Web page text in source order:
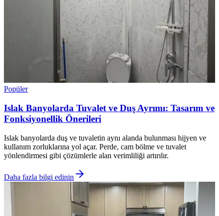
Popüler
Islak Banyolarda Tuvalet ve Duş Ayrımı: Tasarım ve
Fonksiyonellik Önerileri
Islak banyolarda duş ve tuvaletin aynı alanda bulunması hijyen ve
kullanım zorluklarına yol açar. Perde, cam bölme ve tuvalet
yönlendirmesi gibi çözümlerle alan verimliliği artırılır.
Daha fazla bilgi edinin